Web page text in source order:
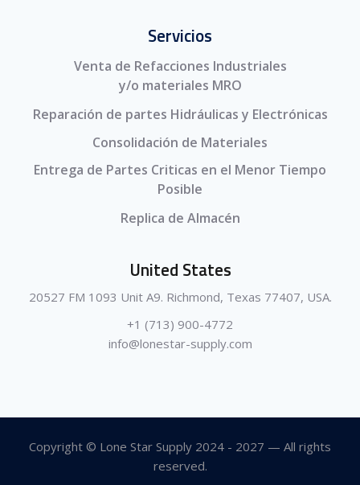
Servicios
Venta de Refacciones Industriales
y/o materiales MRO
Reparación de partes Hidráulicas y Electrónicas
Consolidación de Materiales
Entrega de Partes Criticas en el Menor Tiempo
Posible
Replica de Almacén
United States
20527 FM 1093 Unit A9. Richmond, Texas 77407, USA.
+1 (713) 900-4772
info@lonestar-supply.com
Copyright © Lone Star Supply 2024 - 2027 — All rights
reserved.